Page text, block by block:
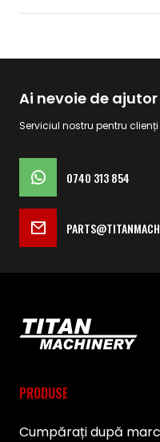
Ai nevoie de
Serviciul nostru pentru
0740 313 854
PRODUSE
Cumpărați după